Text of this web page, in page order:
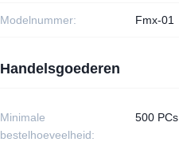
Modelnummer: Fmx-01
Handelsgoederen
Minimale
bestelhoeveelheid:
500 PCs